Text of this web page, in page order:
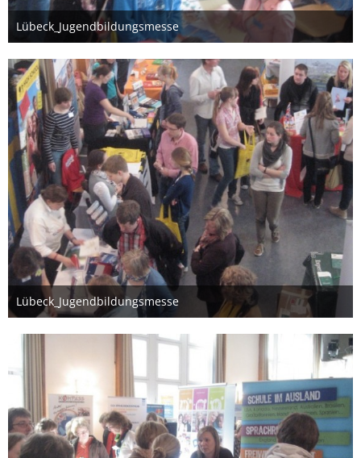
Lübeck_Jugendbildungsmesse
26. März 2012
Lübeck_Jugendbildungsmesse
26. März 2012